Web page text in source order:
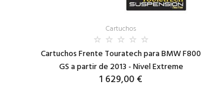
Cartuchos
Cartuchos Frente Touratech para BMW F800
GS a partir de 2013 - Nivel Extreme
1 629,00 €